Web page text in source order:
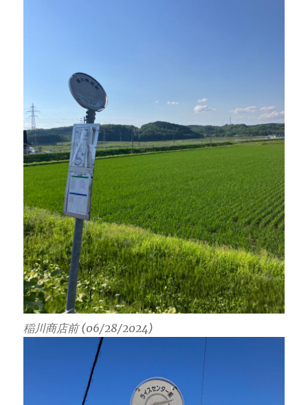
稲川商店前 (06/28/2024)